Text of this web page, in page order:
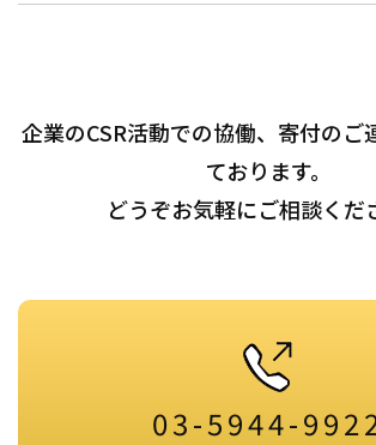
企業のCSR活動での協働、寄付のご
ております。
どうぞお気軽にご相談くだ
03-5944-